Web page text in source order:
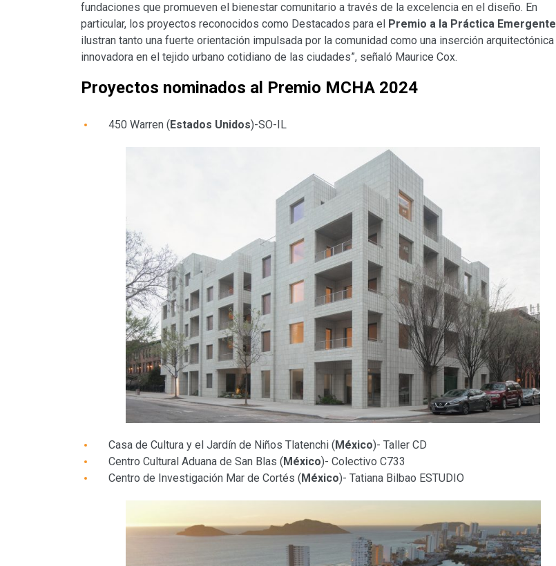
fundaciones que promueven el bienestar comunitario a través de la excelencia en el diseño. En
particular, los proyectos reconocidos como Destacados para el
Premio a la Práctica Emergente
ilustran tanto una fuerte orientación impulsada por la comunidad como una inserción arquitectónica
innovadora en el tejido urbano cotidiano de las ciudades”, señaló Maurice Cox.
Proyectos nominados al Premio MCHA 2024
450 Warren ( Estados Unidos)-SO-IL
Casa de Cultura y el Jardín de Niños Tlatenchi ( México)- Taller CD
Centro Cultural Aduana de San Blas ( México)- Colectivo C733
Centro de Investigación Mar de Cortés ( México)- Tatiana Bilbao ESTUDIO